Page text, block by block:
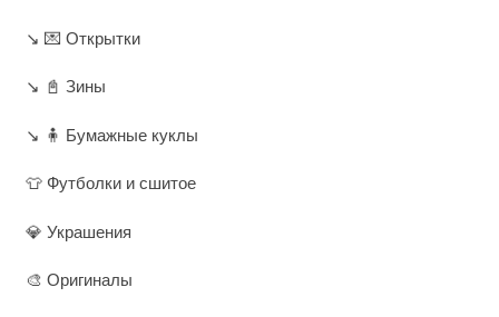
↘️ 💌 Открытки
↘️ 📓 Зины
↘️ 🧍 Бумажные куклы
👕 Футболки и сшитое
💎 Украшения
🎨 Оригиналы